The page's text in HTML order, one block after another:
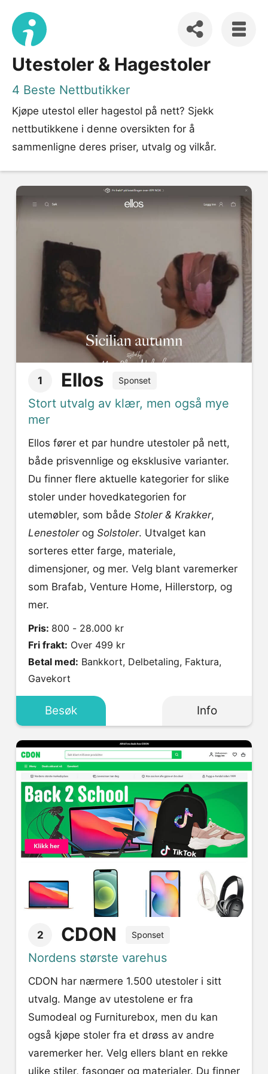
Utestoler & Hagestoler
4 Beste Nettbutikker
Kjøpe utestol eller hagestol på nett? Sjekk
nettbutikkene i denne oversikten for å
sammenligne deres priser, utvalg og vilkår.
1 Ellos Sponset
Stort utvalg av klær, men også mye
mer
Ellos fører et par hundre utestoler på nett,
både prisvennlige og eksklusive varianter.
Du finner flere aktuelle kategorier for slike
stoler under hovedkategorien for
utemøbler, som både Stoler & Krakker,
Lenestolerog Solstoler. Utvalget kan
sorteres etter farge, materiale,
dimensjoner, og mer. Velg blant varemerker
som Brafab, Venture Home, Hillerstorp, og
mer.
Pris: 800 - 28.000 kr
Fri frakt: Over 499 kr
Betal med:
Gavekort
Besøk Info
2 CDON Sponset
Nordens største varehus
CDON har nærmere 1.500 utestoler i sitt
utvalg. Mange av utestolene er fra
Sumodeal og Furniturebox, men du kan
også kjøpe stoler fra et drøss av andre
varemerker her. Velg ellers blant en rekke
ulike stiler, fasonger og materialer. Du finner